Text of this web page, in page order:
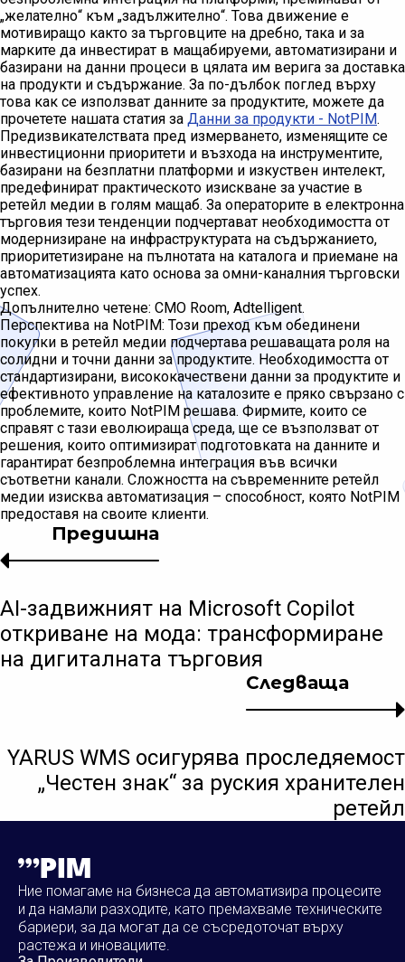
„желателно“ към „задължително“. Това движение е
мотивиращо както за търговците на дребно, така и за
марките да инвестират в мащабируеми, автоматизирани и
базирани на данни процеси в цялата им верига за доставка
на продукти и съдържание. За по-дълбок поглед върху
това как се използват данните за продуктите, можете да
прочетете нашата статия за Данни за продукти - NotPIM.
Предизвикателствата пред измерването, изменящите се
инвестиционни приоритети и възхода на инструментите,
базирани на безплатни платформи и изкуствен интелект,
предефинират практическото изискване за участие в
ретейл медии в голям мащаб. За операторите в електронна
търговия тези тенденции подчертават необходимостта от
модернизиране на инфраструктурата на съдържанието,
приоритетизиране на пълнотата на каталога и приемане на
автоматизацията като основа за омни-каналния търговски
успех.
Допълнително четене: CMO Room, Adtelligent.
Перспектива на NotPIM: Този преход към обединени
покупки в ретейл медии подчертава решаващата роля на
солидни и точни данни за продуктите. Необходимостта от
стандартизирани, висококачествени данни за продуктите и
ефективното управление на каталозите е пряко свързано с
проблемите, които NotPIM решава. Фирмите, които се
справят с тази еволюираща среда, ще се възползват от
решения, които оптимизират подготовката на данните и
гарантират безпроблемна интеграция във всички
съответни канали. Сложността на съвременните ретейл
медии изисква автоматизация – способност, която NotPIM
предоставя на своите клиенти.
Следваща
YARUS WMS осигурява проследяемост
„Честен знак“ за руския хранителен
ретейл
Предишна
AI-задвижният на Microsoft Copilot
откриване на мода: трансформиране
на дигиталната търговия
Ние помагаме на бизнеса да автоматизира процесите
и да намали разходите, като премахваме техническите
бариери, за да могат да се съсредоточат върху
растежа и иновациите.